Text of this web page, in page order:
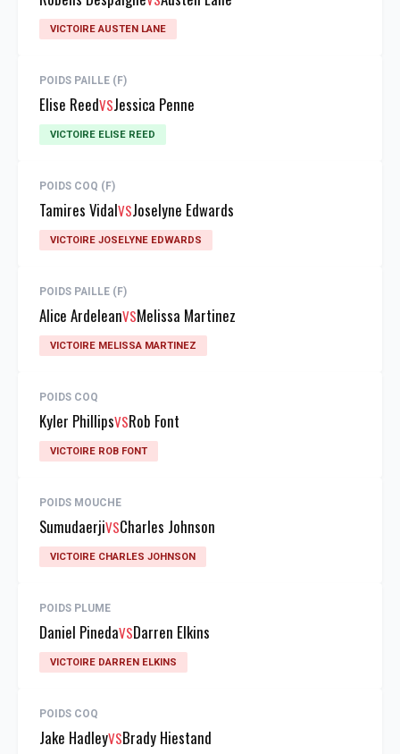
VICTOIRE AUSTEN LANE
POIDS PAILLE (F)
Elise ReedVSJessica Penne
VICTOIRE ELISE REED
POIDS COQ (F)
Tamires VidalVSJoselyne Edwards
VICTOIRE JOSELYNE EDWARDS
POIDS PAILLE (F)
Alice ArdeleanVSMelissa Martinez
VICTOIRE MELISSA MARTINEZ
POIDS COQ
Kyler PhillipsVSRob Font
VICTOIRE ROB FONT
POIDS MOUCHE
SumudaerjiVSCharles Johnson
VICTOIRE CHARLES JOHNSON
POIDS PLUME
Daniel PinedaVSDarren Elkins
VICTOIRE DARREN ELKINS
POIDS COQ
Jake HadleyVSBrady Hiestand